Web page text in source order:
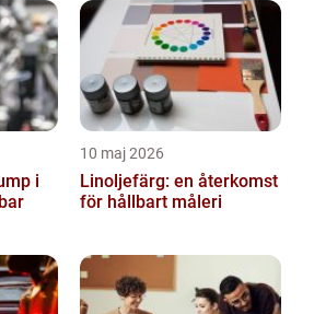
i
10 maj 2026
Linoljefärg: en återkomst
för hållbart måleri